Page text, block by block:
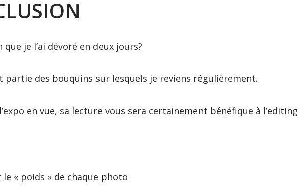
je l’ai dévoré en deux jours?
partie des bouquins sur lesquels je reviens régulièrement.
en vue, sa lecture vous sera certainement bénéfique à
« poids » de chaque photo